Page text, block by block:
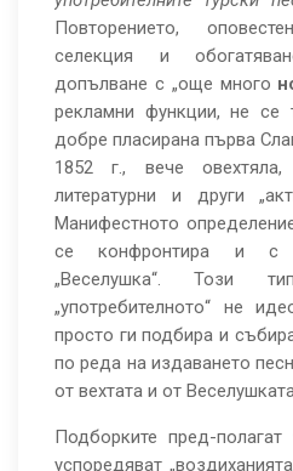
Повторението,
селекция и
допълване с „още много
рекламни функции, не се
добре пласирана първа
1852 г., вече
литературни и други
Манифестното
се конфронтира и с
„Веселушка“. Този
„употребителното“ не
просто ги подбира и
по реда на издаването
от вехтата и от
Подборките пред-полагат
успоредяват